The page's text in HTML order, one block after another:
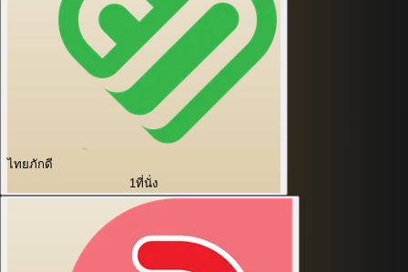
ไทยภักดี
1ที่นั่ง